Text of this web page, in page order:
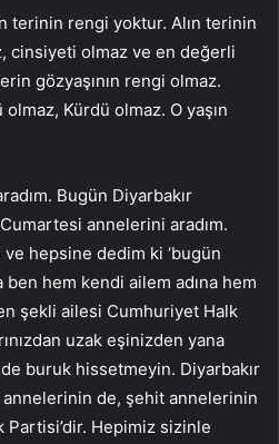
terinin rengi yoktur. Alın terinin
cinsiyeti olmaz ve en değerli
gözyaşının rengi olmaz.
Kürdü olmaz. O yaşın
Bugün Diyarbakır
annelerini aradım.
ve hepsine dedim ki ‘bugün
ben hem kendi ailem adına hem
şekli ailesi Cumhuriyet Halk
uzak eşinizden yana
buruk hissetmeyin. Diyarbakır
de, şehit annelerinin
Hepimiz sizinle